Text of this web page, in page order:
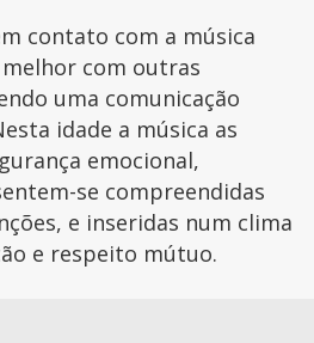
contato com a música
com outras
uma comunicação
idade a música as
emocional,
se compreendidas
e inseridas num clima
e respeito mútuo.